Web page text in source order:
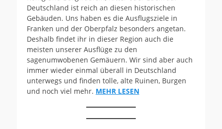
Deutschland ist reich an diesen historischen
Gebäuden. Uns haben es die Ausflugsziele in
Franken und der Oberpfalz besonders angetan.
Deshalb findet ihr in dieser Region auch die
meisten unserer Ausflüge zu den
sagenumwobenen Gemäuern. Wir sind aber auch
immer wieder einmal überall in Deutschland
unterwegs und finden tolle, alte Ruinen, Burgen
und noch viel mehr. MEHR LESEN